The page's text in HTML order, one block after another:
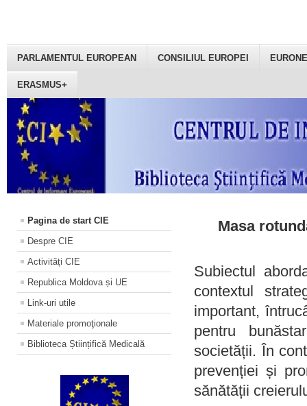
PARLAMENTUL EUROPEAN CONSILIUL EUROPEI
ERASMUS+
Pagina de start CIE
Despre CIE
Activități CIE
Republica Moldova și UE
Link-uri utile
Materiale promoţionale
Biblioteca Științifică Medicală
Masa
Subiectul
contextul
important,
pentru
societății. În
prevenției și
sănătății